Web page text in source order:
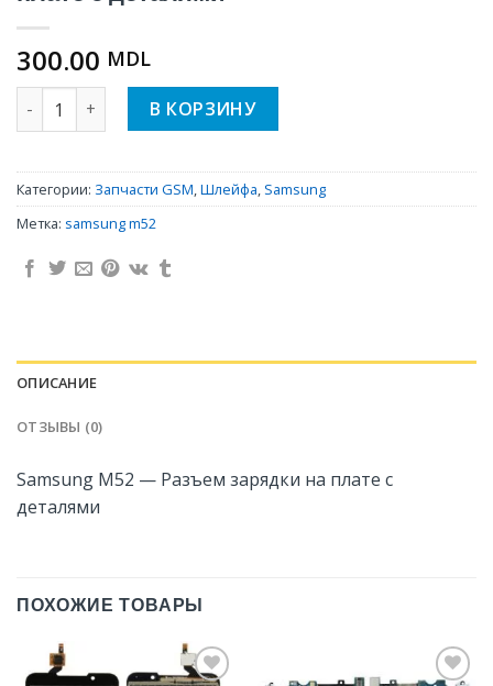
300.00 MDL
Количество Samsung M52 — Разъем зарядки на плате с
В КОРЗИНУ
Категории: Запчасти GSM,Шлейфа, Samsung
Метка: samsung m52
ОПИСАНИЕ
ОТЗЫВЫ (0)
Samsung M52 — Разъем зарядки на плате с
деталями
ПОХОЖИЕ ТОВАРЫ